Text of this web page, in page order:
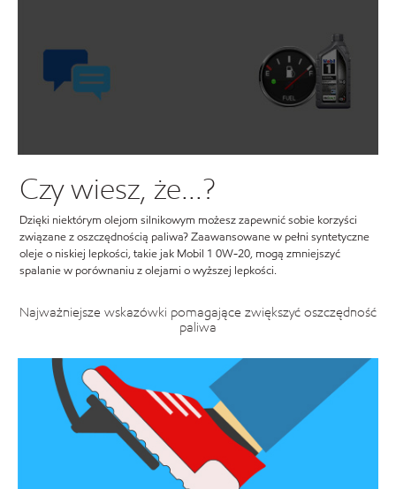
Czy wiesz, że...?
Dzięki niektórym olejom silnikowym możesz zapewnić sobie korzyści
związane z oszczędnością paliwa? Zaawansowane w pełni syntetyczne
oleje o niskiej lepkości, takie jak Mobil 1 0W-20, mogą zmniejszyć
spalanie w porównaniu z olejami o wyższej lepkości.
Najważniejsze wskazówki pomagające zwiększyć oszczędność
paliwa